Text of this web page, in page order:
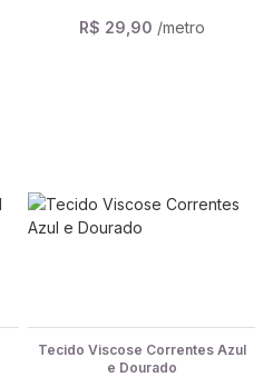
R$ 29,90 /metro
Tecido Viscose Correntes Azul
e Dourado